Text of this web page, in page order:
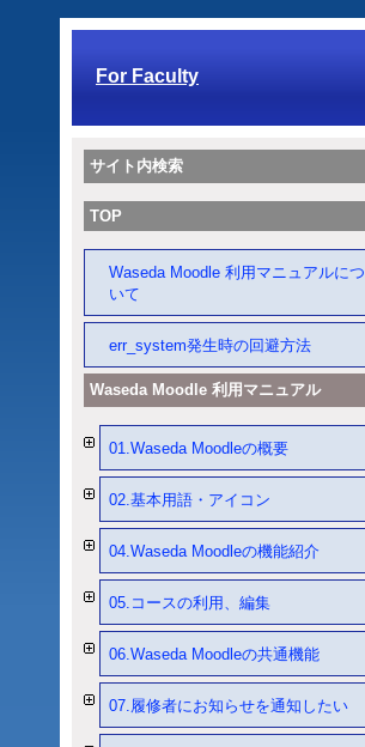
For Faculty
サイト内検索
TOP
Waseda Moodle 利用マニュアルにつ
いて
err_system発生時の回避方法
Waseda Moodle 利用マニュアル
01.Waseda Moodleの概要
02.基本用語・アイコン
04.Waseda Moodleの機能紹介
05.コースの利用、編集
06.Waseda Moodleの共通機能
07.履修者にお知らせを通知したい